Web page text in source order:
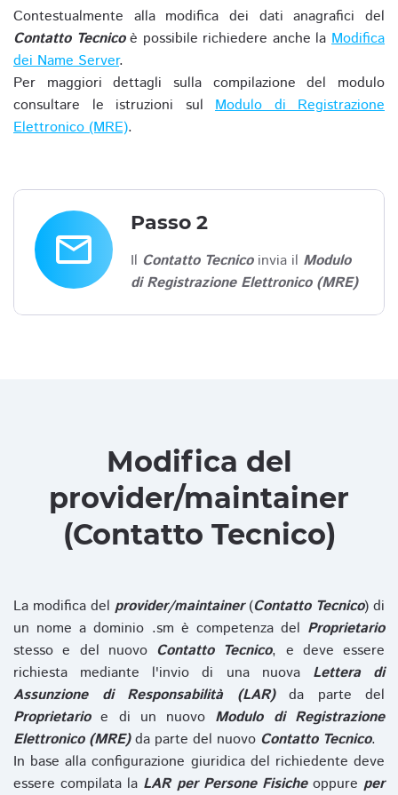
Contestualmente alla modifica dei dati anagrafici del
Contatto Tecnicoè possibile richiedere anche laModifica
dei Name Server.
Per maggiori dettagli sulla compilazione del modulo
consultare le istruzioni sul Modulo di Registrazione
Elettronico (MRE).
email
Passo 2
Il Contatto Tecnicoinvia il Modulo
di Registrazione Elettronico (MRE)
Modifica del
provider/maintainer
(Contatto Tecnico)
La modifica del provider/maintainer(Contatto Tecnico) di
un nome a dominio .sm è competenza del Proprietario
stesso e del nuovo Contatto Tecnico, e deve essere
richiesta mediante l'invio di una nuova Lettera di
Assunzione di Responsabilità (LAR)da parte del
Proprietarioe di un nuovo Modulo di Registrazione
Elettronico (MRE)da parte del nuovo Contatto Tecnico.
In base alla configurazione giuridica del richiedente deve
essere compilata la LAR per Persone Fisicheoppure per